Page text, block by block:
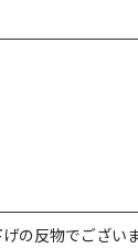
の反物でございま